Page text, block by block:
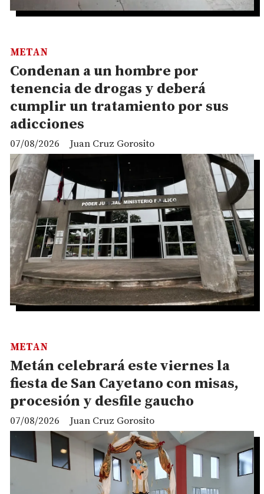
Condenan a un hombre por
tenencia de drogas y deberá
cumplir un tratamiento por sus
adicciones
Juan Cruz Gorosito
METAN
07/08/2026
Metán celebrará este viernes la
fiesta de San Cayetano con misas,
procesión y desfile gaucho
Juan Cruz Gorosito
METAN
07/08/2026